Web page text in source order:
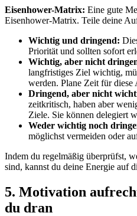
Eisenhower-Matrix: Eine gute
Eisenhower-Matrix. Teile deine
Wichtig und dringend:
Priorität und sollten sofort
Wichtig, aber nicht
langfristiges Ziel wichtig,
werden. Plane Zeit für diese
Dringend, aber nicht
zeitkritisch, haben aber
Ziele. Sie können delegiert
Weder wichtig noch
möglichst vermeiden oder
Indem du regelmäßig überprüfst,
sind, kannst du deine Energie auf
5. Motivation
du dran